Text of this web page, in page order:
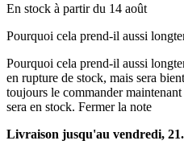
En stock à partir du 14 août
Pourquoi cela prend-il aussi
Pourquoi cela prend-il aussi
en rupture de stock, mais sera
toujours le commander
sera en stock. Fermer la note
Livraison jusqu'au vendredi,